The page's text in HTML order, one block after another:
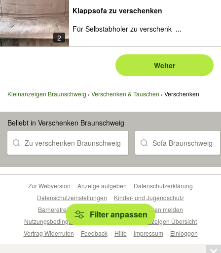
2
Klappsofa zu verschenken
Für Selbstabholer zu verschenk ...
Weiter
Kleinanzeigen Braunschweig Verschenken & Tauschen Verschenken
Beliebt in Verschenken Braunschweig
Zu verschenken Braunschweig Sofa Braunschweig
Filter anpassen
Zur Webversion Anzeige aufgeben
Datenschutzerklärung
Datenschutzeinstellungen
Kinder- und Jugendschutz
Barrierefreiheitserklärung
Sicherheitslücken melden
Nutzungsbedingungen
Beliebte Suchen
Anzeigen Übersicht
Vertrag Widerrufen
Feedback Hilfe Impressum Einloggen